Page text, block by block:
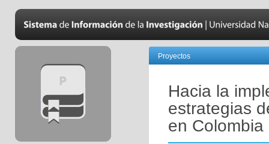
Proyectos
Hacia la
estrategias
en Colombia